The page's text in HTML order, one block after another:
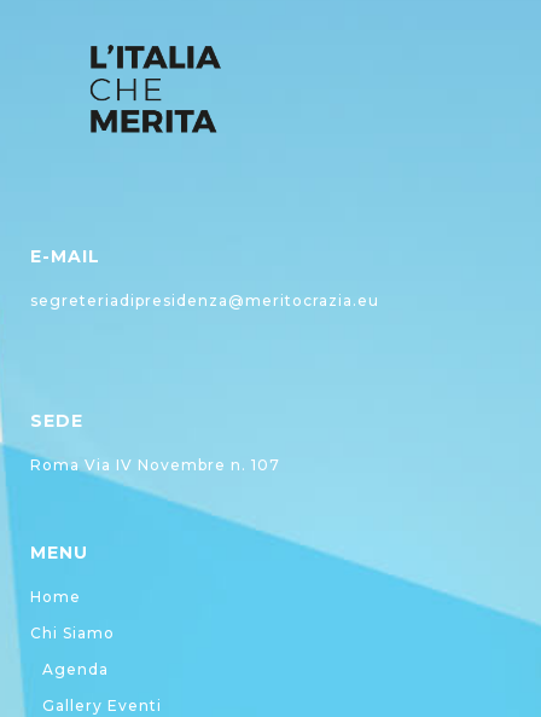
E-MAIL
segreteriadipresidenza@meritocrazia.eu
SEDE
Roma Via IV Novembre n. 107
MENU
Home
Chi Siamo
Agenda
Gallery Eventi